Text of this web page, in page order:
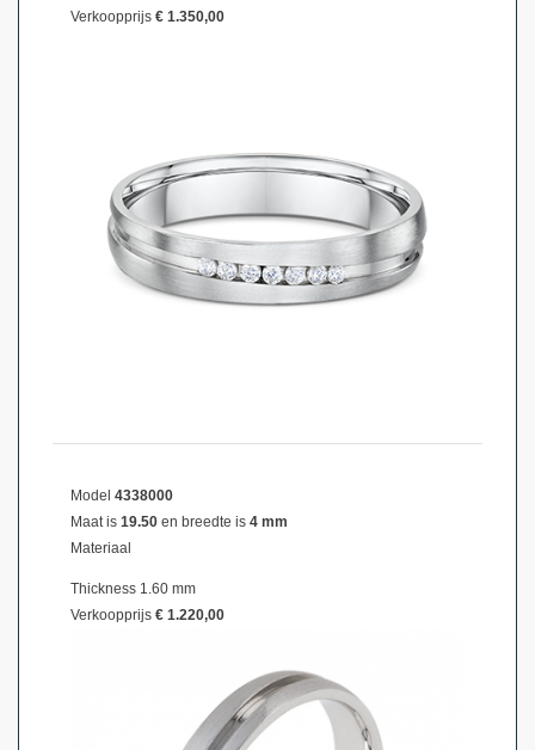
Verkoopprijs € 1.350,00
Model 4338000
Maat is 19.50 en breedte is 4 mm
Materiaal
Thickness 1.60 mm
Verkoopprijs € 1.220,00